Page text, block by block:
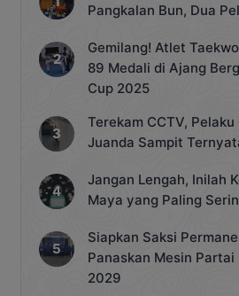
Pangkalan Bun, Dua
Gemilang! Atlet
89 Medali di Ajang
Cup 2025
Terekam CCTV,
Juanda Sampit
Jangan Lengah, Inilah
Maya yang Paling
Siapkan Saksi
Panaskan Mesin Partai
2029